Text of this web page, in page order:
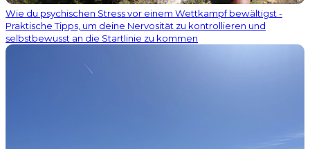
Wie du psychischen Stress vor einem Wettkampf bewältigst -
Praktische Tipps, um deine Nervosität zu kontrollieren und
selbstbewusst an die Startlinie zu kommen